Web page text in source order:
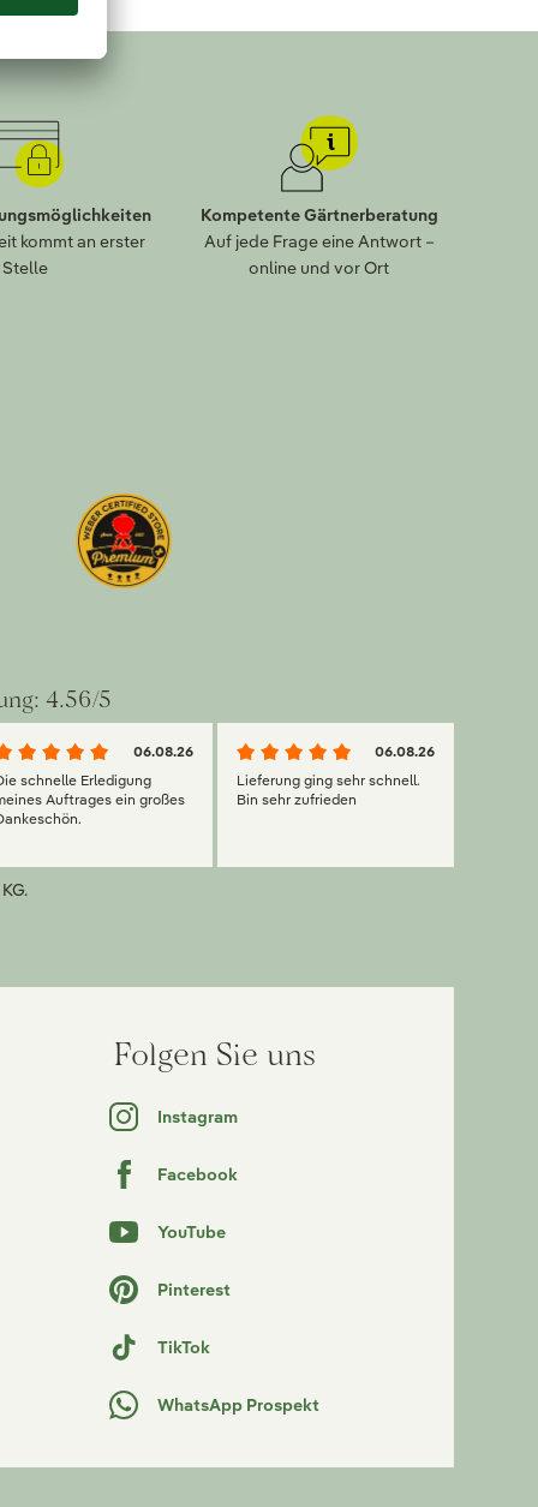
kommt an erster
Stelle
Kompetente Gärtnerberatung
Auf jede Frage eine Antwort –
online und vor Ort
4.56/5
06.08.26
schnelle Erledigung
Auftrages ein großes
06.08.26
Lieferung ging sehr schnell.
Bin sehr zufrieden
Folgen Sie uns
Instagram
Facebook
YouTube
Pinterest
TikTok
WhatsApp Prospekt